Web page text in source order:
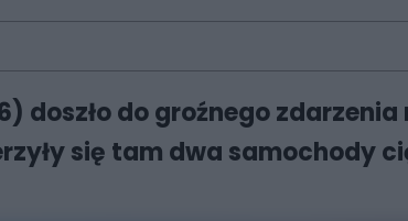
doszło do groźnego
się tam dwa samochody